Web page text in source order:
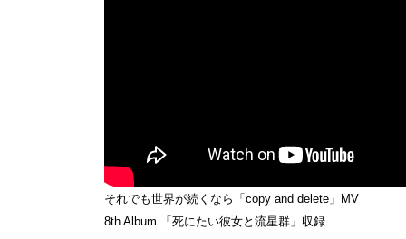
それでも世界が続くなら「copy and delete」MV
8th Album 「死にたい彼女と流星群」収録